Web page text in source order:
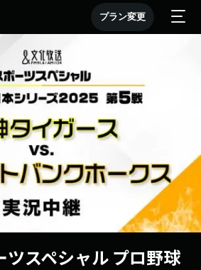
プラン変更
スペシャル プロ野球